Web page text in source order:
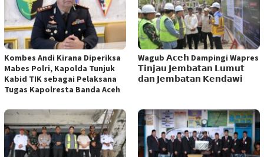
Kombes Andi Kirana Diperiksa
Mabes Polri, Kapolda Tunjuk
Kabid TIK sebagai Pelaksana
Tugas Kapolresta Banda Aceh
Wagub 𝗔𝗰𝗲𝗵 Dampingi Wapres
𝗧𝗶𝗻𝗷𝗮𝘂 𝗝𝗲𝗺𝗯𝗮𝘁𝗮𝗻 𝗟𝘂𝗺𝘂𝘁
𝗱𝗮𝗻 𝗝𝗲𝗺𝗯𝗮𝘁𝗮𝗻 𝗞𝗲𝗻𝗱𝗮𝘄𝗶